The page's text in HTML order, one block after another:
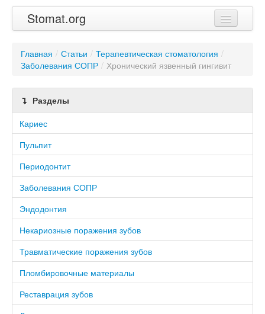
Stomat.org
Статьи
Контакты
Главная / Статьи / Терапевтическая стоматология /
Заболевания СОПР / Хронический язвенный гингивит
Разделы
Кариес
Пульпит
Периодонтит
Заболевания СОПР
Эндодонтия
Некариозные поражения зубов
Травматические поражения зубов
Пломбировочные материалы
Реставрация зубов